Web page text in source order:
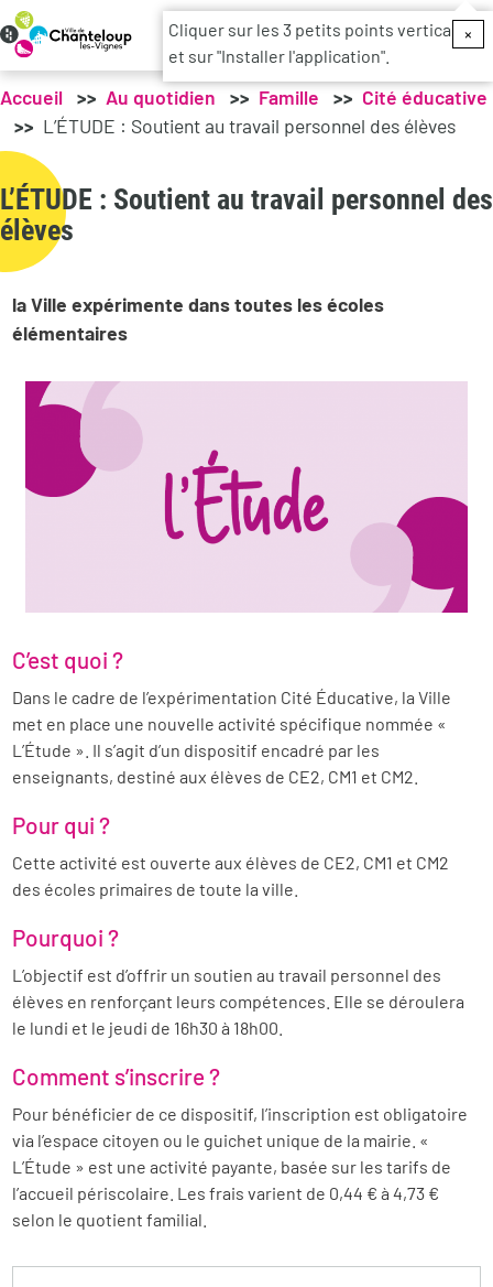
Menu
Accueil Au quotidien Famille
Cité éducative
L’ÉTUDE : Soutient au travail personnel des élèves
L’ÉTUDE : Soutient au travail personnel des
élèves
la Ville expérimente dans toutes les écoles
élémentaires
C’est quoi ?
Dans le cadre de l’expérimentation Cité Éducative, la Ville
met en place une nouvelle activité spécifique nommée «
L’Étude ». Il s’agit d’un dispositif encadré par les
enseignants, destiné aux élèves de CE2, CM1 et CM2.
Pour qui ?
Cette activité est ouverte aux élèves de CE2, CM1 et CM2
des écoles primaires de toute la ville.
Pourquoi ?
L’objectif est d’offrir un soutien au travail personnel des
élèves en renforçant leurs compétences. Elle se déroulera
le lundi et le jeudi de 16h30 à 18h00.
Comment s’inscrire ?
Pour bénéficier de ce dispositif, l’inscription est obligatoire
via l’espace citoyen ou le guichet unique de la mairie. «
L’Étude » est une activité payante, basée sur les tarifs de
l’accueil périscolaire. Les frais varient de 0,44 € à 4,73 €
selon le quotient familial.
×
Cliquer sur les 3 petits points verticaux
et sur "Installer l'application".